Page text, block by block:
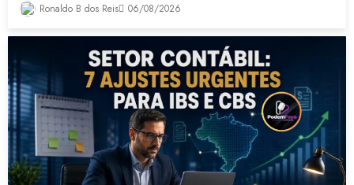
Ronaldo B dos Reis 06/08/2026